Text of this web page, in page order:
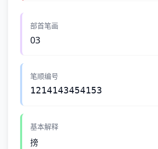
部首笔画
03
笔顺编号
1214143454153
基本解释
搒